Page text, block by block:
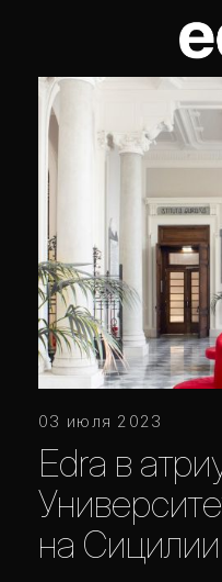
03 июля 2023
Edra в
на Сицилии